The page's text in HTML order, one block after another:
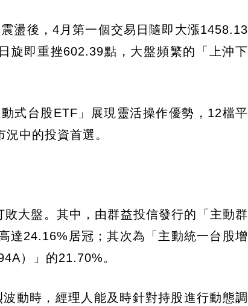
盪後，4月第一個交易日隨即大漲1458.13
旋即重挫602.39點，大盤頻繁的「上沖下
式台股ETF」展現靈活操作優勢，12檔平
中的投資首選。
大盤。其中，由群益投信發行的「主動群
達24.16%居冠；其次為「主動統一台股增
）」的21.70%。
動時，經理人能及時針對持股進行動態調